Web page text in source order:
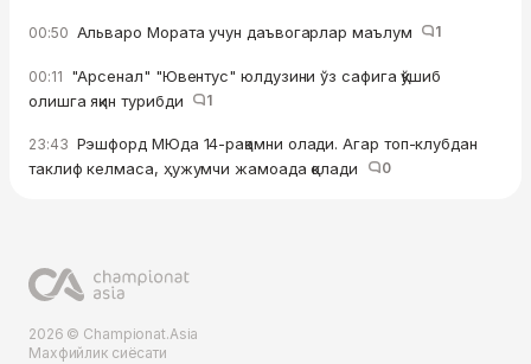
00:50 Альваро Мората учун даъвогарлар маълум 1
00:11 "Арсенал" "Ювентус" юлдузини ўз сафига қўшиб
олишга яқин турибди
1
23:43 Рэшфорд МЮда 14-рақамни олади. Агар топ-клубдан
таклиф келмаса, ҳужумчи жамоада қолади
0
2026 © Championat.Asia
Махфийлик сиёсати